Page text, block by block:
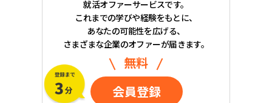
就活オファーサービスです。
これまでの学びや経験をもとに、
あなたの可能性を広げる、
さまざまな企業のオファーが届きます。
無料
会員登録